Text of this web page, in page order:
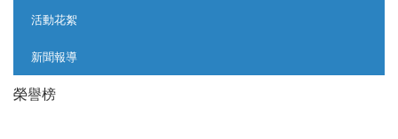
活動花絮
新聞報導
榮譽榜